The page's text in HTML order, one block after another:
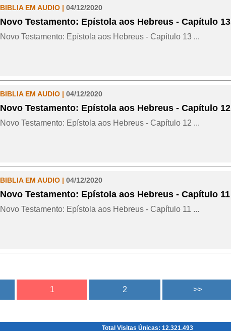
BIBLIA EM AUDIO | 04/12/2020
Novo Testamento: Epístola aos Hebreus - Capítulo 13
Novo Testamento: Epístola aos Hebreus - Capítulo 13 ...
BIBLIA EM AUDIO | 04/12/2020
Novo Testamento: Epístola aos Hebreus - Capítulo 12
Novo Testamento: Epístola aos Hebreus - Capítulo 12 ...
BIBLIA EM AUDIO | 04/12/2020
Novo Testamento: Epístola aos Hebreus - Capítulo 11
Novo Testamento: Epístola aos Hebreus - Capítulo 11 ...
Total Visitas Únicas: 12.321.493